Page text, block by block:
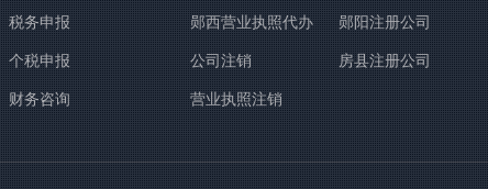
税务申报
个税申报
财务咨询
郧西营业执照代办 郧阳注册公司
公司注销 房县注册公司
营业执照注销